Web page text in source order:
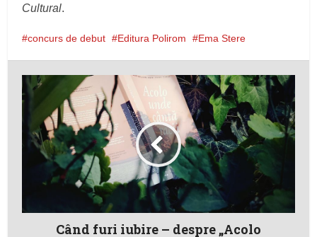
Cultural.
concurs de debut Editura Polirom Ema Stere
Când furi iubire – despre „Acolo